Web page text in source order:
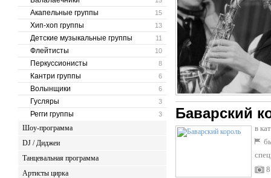
15
Акапельные группы
13
Хип-хоп группы
11
Детские музыкальные группы
10
Флейтисты
8
Перкуссионисты
6
Кантри группы
6
Волынщики
3
Гусляры
3
Регги группы
Шоу-программа
DJ / Диджеи
Танцевальная программа
Артисты цирка
Баварский
в
8